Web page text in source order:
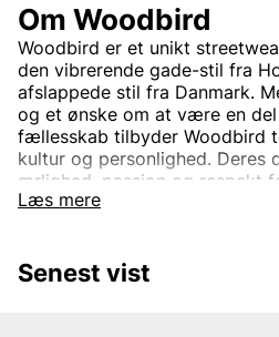
Læs mere
Om Woodbird
Woodbird er et unikt
den vibrerende gade-stil fra
afslappede stil fra Danmark.
og et ønske om at være en
fællesskab tilbyder Woodbird
kultur og personlighed.
ærlighed, passion og respekt
hvert plagg til mere end blot
inspireret stil. Opdag
Senest vist